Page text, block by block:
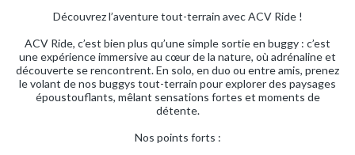
Découvrez l’aventure tout-terrain avec ACV Ride !
ACV Ride, c’est bien plus qu’une simple sortie en buggy : c’est
une expérience immersive au cœur de la nature, où adrénaline et
découverte se rencontrent. En solo, en duo ou entre amis, prenez
le volant de nos buggys tout-terrain pour explorer des paysages
époustouflants, mêlant sensations fortes et moments de
détente.
Nos points forts :